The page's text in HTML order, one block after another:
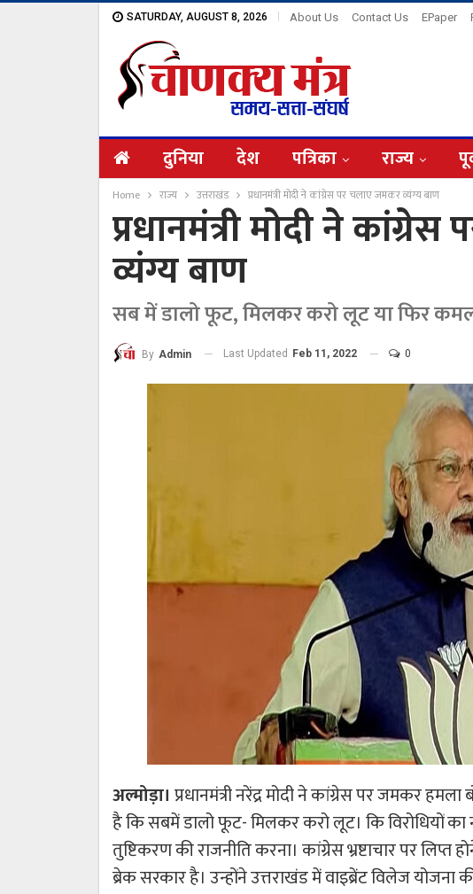
SATURDAY, AUGUST 8, 2026 About Us Contact Us EPaper
दुनिया देश पत्रिका राज्य
Home राज्य उत्तराखंड प्रधानमंत्री मोदी ने कांग्रेस पर चलाए जमकर व्यंग्य बाण
प्रधानमंत्री मोदी ने
व्यंग्य बाण
सब में डालो फूट, मिलकर करो लूट या फिर
By Admin Last Updated Feb 11, 2022 0
अल्मोड़ा। प्रधानमंत्री नरेंद्र मोदी ने कांग्रेस पर जमकर
है कि सबमें डालो फूट- मिलकर करो लूट। कि विरोधियों का
तुष्टिकरण की राजनीति करना। कांग्रेस भ्रष्टाचार पर
ब्रेक सरकार है। उन्होंने उत्तराखंड में वाइब्रेंट विलेज